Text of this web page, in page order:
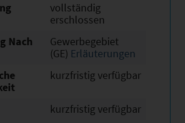
vollständig
erschlossen
Nach
Gewerbegebiet
(GE) Erläuterungen
kurzfristig verfügbar
kurzfristig verfügbar